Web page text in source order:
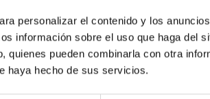
personalizar el contenido y los
información sobre el uso que haga del
quienes pueden combinarla con otra
haya hecho de sus servicios.
(ERC, por sus siglas en inglés)
Grants , una de las ayudas más
del programa europeo Horizonte
a investigadores e investigadoras
consolidadas y propuestas